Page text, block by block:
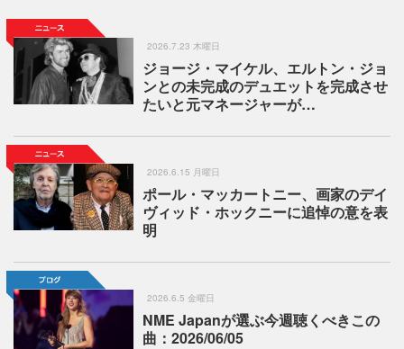
2026.7.23 木曜日
ジョージ・マイケル、エルトン・ジョ
ンとの未完成のデュエットを完成させ
たいと元マネージャーが…
2026.6.15 月曜日
ポール・マッカートニー、画家のデイ
ヴィッド・ホックニーに追悼の意を表
明
2026.6.5 金曜日
NME Japanが選ぶ今週聴くべきこの
曲：2026/06/05